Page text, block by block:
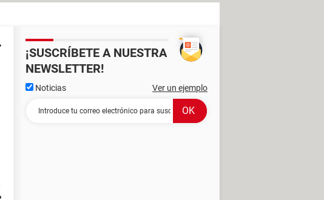
¡SUSCRÍBETE A NUESTRA
NEWSLETTER!
Noticias Ver un ejemplo